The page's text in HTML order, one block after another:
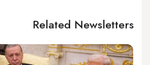
Related Newsletters